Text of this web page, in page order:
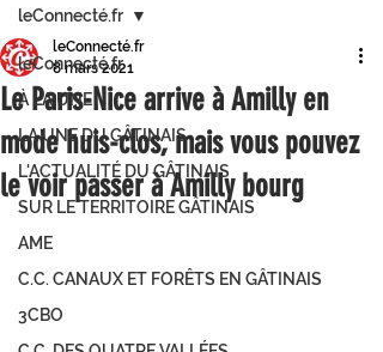
leConnecté.fr
À LA UNE
LA UNE DU GÂTINAIS
L'ACTUALITÉ DU GÂTINAIS
SUR LE TERRITOIRE GÂTINAIS
AME
C.C. CANAUX ET FORÊTS EN GÂTINAIS
3CBO
leConnecté.fr
Le Paris-Nice arrive à Amilly en
mode huis-clos, mais vous pouvez
le voir passer à Amilly bourg
leConnecté.fr
8 mars 2021